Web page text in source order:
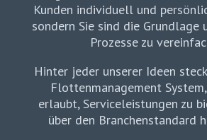
Kunden individuell und
sondern Sie sind die Grundlage
Prozesse zu
Hinter jeder unserer Ideen
Flottenmanagement
erlaubt, Serviceleistungen zu
über den Branchenstandard